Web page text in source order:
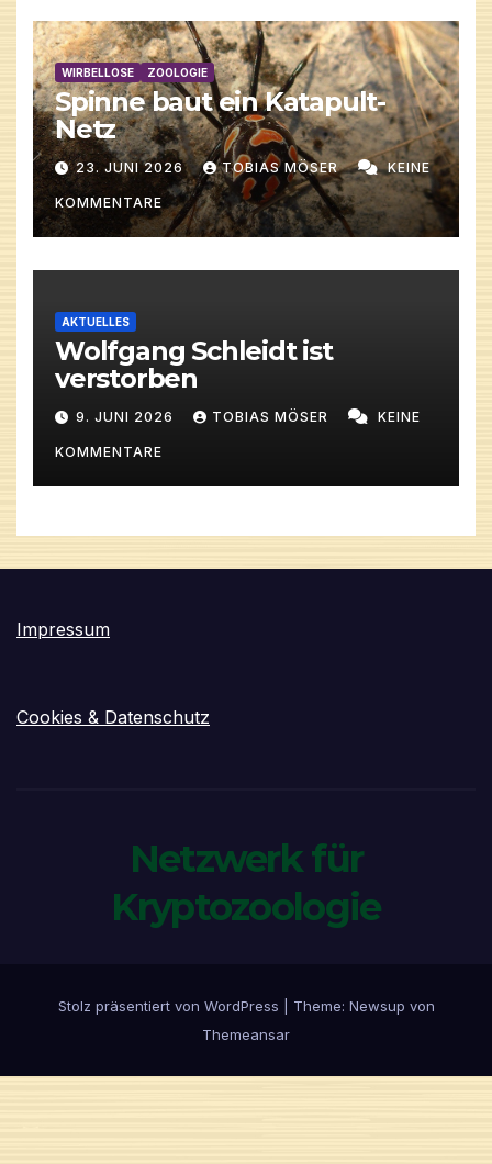
WIRBELLOSE ZOOLOGIE
Spinne baut ein Katapult-
Netz
23. JUNI 2026 TOBIAS MÖSER KEINE
KOMMENTARE
AKTUELLES
Wolfgang Schleidt ist
verstorben
9. JUNI 2026 TOBIAS MÖSER KEINE
KOMMENTARE
Impressum
Cookies & Datenschutz
Netzwerk für
Kryptozoologie
Stolz präsentiert von WordPress Theme: Newsup von
Themeansar